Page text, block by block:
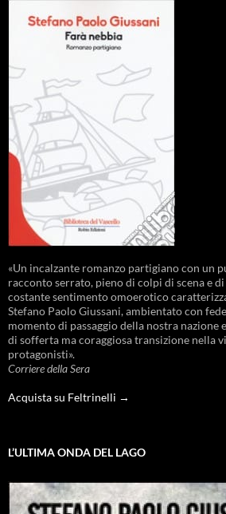
«Un incalzante romanzo partigiano con un
racconto serrato, pieno di colpi di scena e
costante sentimento omoerotico
Stefano Paolo Giussani, ambientato con
momento di passaggio della nostra nazione
di sofferta ma coraggiosa transizione nella
protagonisti».
Corriere della Sera
Acquista su Feltrinelli →
L’ULTIMA ONDA DEL LAGO